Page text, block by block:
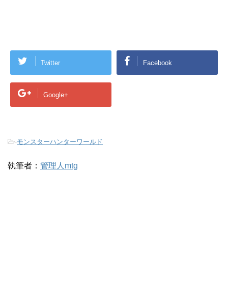
Twitter Facebook
Google+
-モンスターハンターワールド
執筆者： 管理人mtg